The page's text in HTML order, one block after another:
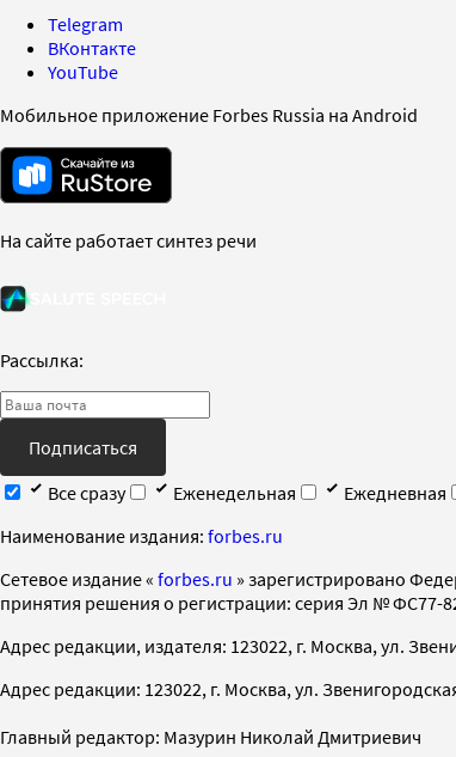
Telegram
ВКонтакте
YouTube
Мобильное приложение Forbes Russia на Android
На сайте работает синтез речи
Рассылка:
Подписаться
Все сразу
Еженедельная Ежедневная
Наименование издания: forbes.ru
Cетевое издание « forbes.ru » зарегистрировано
принятия решения о регистрации: серия Эл № ФС77-
Адрес редакции, издателя: 123022, г. Москва, ул.
Адрес редакции: 123022, г. Москва, ул.
Главный редактор: Мазурин Николай Дмитриевич